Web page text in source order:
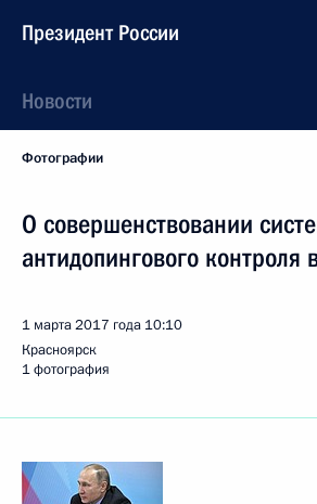
Президент России
Новости
Фотографии
О совершенствовании
антидопингового контроля
1 марта 2017 года 10:10
Красноярск
1 фотография